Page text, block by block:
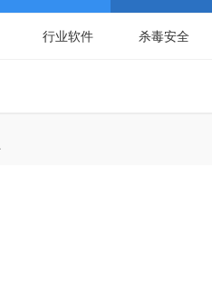
行业软件 杀毒安全